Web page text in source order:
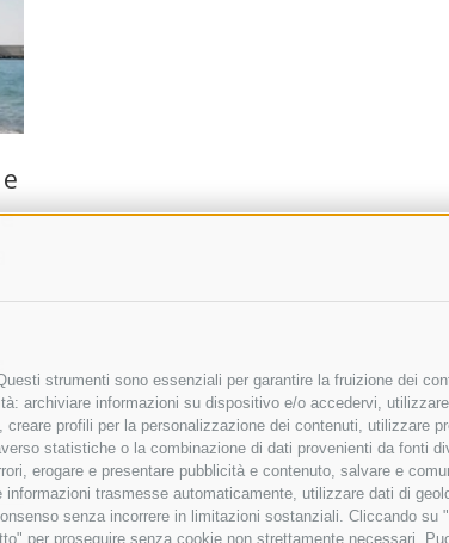
strumenti sono essenziali per garantire la fruizione dei
archiviare informazioni su dispositivo e/o accedervi,
profili per la personalizzazione dei contenuti, utilizzare
statistiche o la combinazione di dati provenienti da fonti
erogare e presentare pubblicità e contenuto, salvare e
trasmesse automaticamente, utilizzare dati di
senza incorrere in limitazioni sostanziali. Cliccando
per proseguire senza cookie non strettamente necessari.